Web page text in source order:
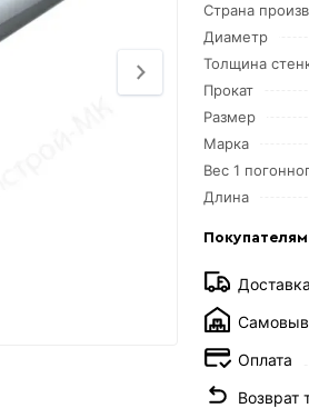
Страна
Диаметр
Толщина
Прокат
Размер
Марка
Вес 1
Длина
Покупателям
Доставка
Оплата
Возврат